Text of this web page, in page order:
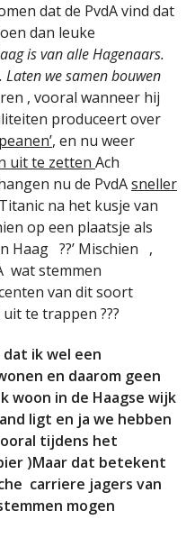
dat de PvdA vind dat
dan leuke
is van alle Hagenaars.
we samen bouwen
, vooral wanneer hij
produceert over
, en nu weer
uit te zetten Ach
nu de PvdAsneller
na het kusje van
op een plaatsje als
Haag ??’ Mischien ,
wat stemmen
van dit soort
te trappen ???
dat ik wel een
en daarom geen
woon in de Haagse wijk
ligt en ja we hebben
tijdens het
)Maar dat betekent
carriere jagers van
mogen